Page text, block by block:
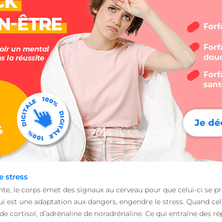
stress
le corps émet des signaux au cerveau pour que celui-ci se
est une adaptation aux dangers, engendre le stress. Quand
cortisol, d’adrénaline de noradrénaline. Ce qui entraîne des